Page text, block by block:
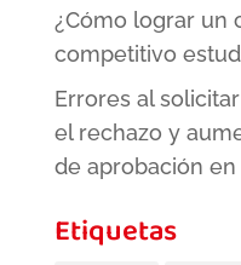
¿Cómo lograr un
competitivo
Errores al
el rechazo y
de aprobación en
Etiquetas